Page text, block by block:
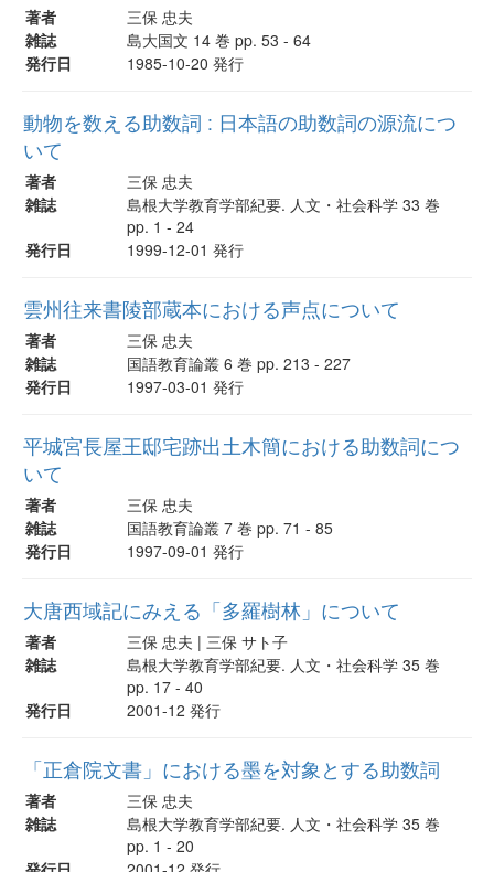
著者
三保 忠夫
雑誌
島大国文 14 巻 pp. 53 - 64
発行日
1985-10-20 発行
動物を数える助数詞 : 日本語の助数詞の源流につ
いて
著者
三保 忠夫
雑誌
島根大学教育学部紀要. 人文・社会科学 33 巻
pp. 1 - 24
発行日
1999-12-01 発行
雲州往来書陵部蔵本における声点について
著者
三保 忠夫
雑誌
国語教育論叢 6 巻 pp. 213 - 227
発行日
1997-03-01 発行
平城宮長屋王邸宅跡出土木簡における助数詞につ
いて
著者
三保 忠夫
雑誌
国語教育論叢 7 巻 pp. 71 - 85
発行日
1997-09-01 発行
大唐西域記にみえる「多羅樹林」について
著者
三保 忠夫 | 三保 サト子
雑誌
島根大学教育学部紀要. 人文・社会科学 35 巻
pp. 17 - 40
発行日
2001-12 発行
「正倉院文書」における墨を対象とする助数詞
著者
三保 忠夫
雑誌
島根大学教育学部紀要. 人文・社会科学 35 巻
pp. 1 - 20